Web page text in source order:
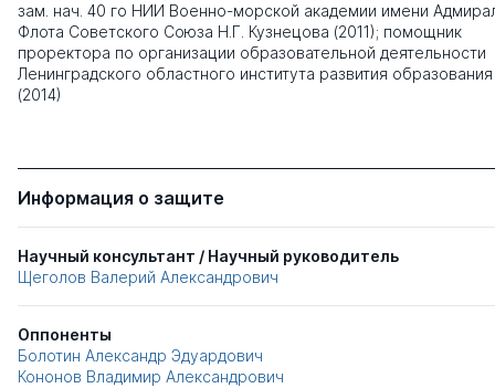
зам. нач. 40 го НИИ Военно-морской академии имени
Флота Советского Союза Н.Г. Кузнецова (2011); помощник
проректора по организации образовательной деятельности
Ленинградского областного института развития образования
(2014)
Информация о защите
Научный консультант / Научный руководитель
Щеголов Валерий Александрович
Оппоненты
Болотин Александр Эдуардович
Кононов Владимир Александрович